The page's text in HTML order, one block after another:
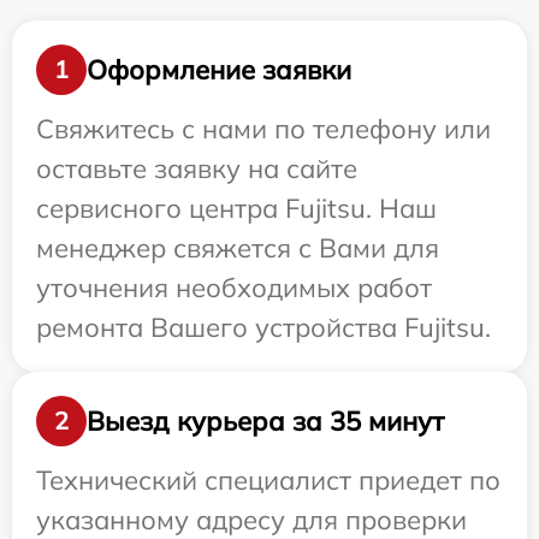
1
Оформление заявки
Свяжитесь с нами по телефону или
оставьте заявку на сайте
сервисного центра Fujitsu. Наш
менеджер свяжется с Вами для
уточнения необходимых работ
ремонта Вашего устройства Fujitsu.
2
Выезд курьера за 35 минут
Технический специалист приедет по
указанному адресу для проверки